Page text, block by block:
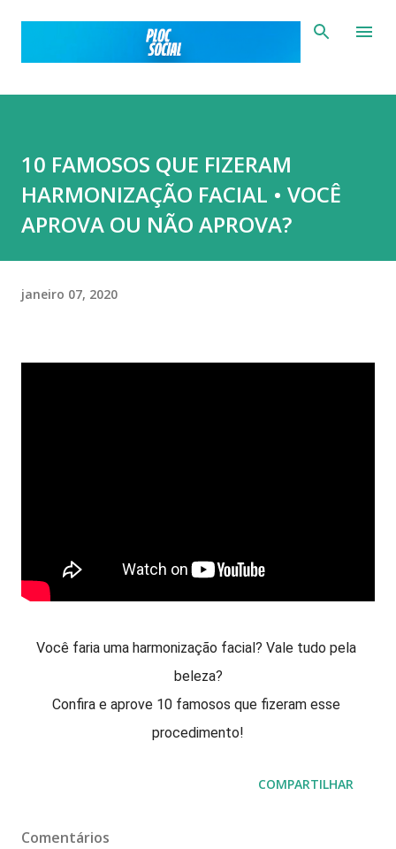
Pular para o conteúdo principal
10 FAMOSOS QUE FIZERAM
HARMONIZAÇÃO FACIAL • VOCÊ
APROVA OU NÃO APROVA?
janeiro 07, 2020
Você faria uma harmonização facial? Vale tudo pela
beleza?
Confira e aprove 10 famosos que fizeram esse
procedimento!
COMPARTILHAR
Comentários